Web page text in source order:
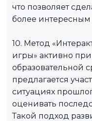
что позволяет
более
10. Метод
игры» активно
образовательной
предлагается
ситуациях
оценивать
Такой подход